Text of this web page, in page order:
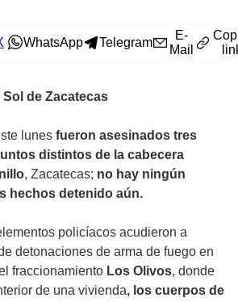
WhatsApp Telegram
E-
Mail
de Zacatecas
lunes fueron asesinados tres
distintos de la cabecera
, Zacatecas; no hay ningún
hechos detenido aún.
policíacos acudieron a
detonaciones de arma de fuego en
fraccionamiento Los Olivos, donde
de una vivienda, los cuerpos de